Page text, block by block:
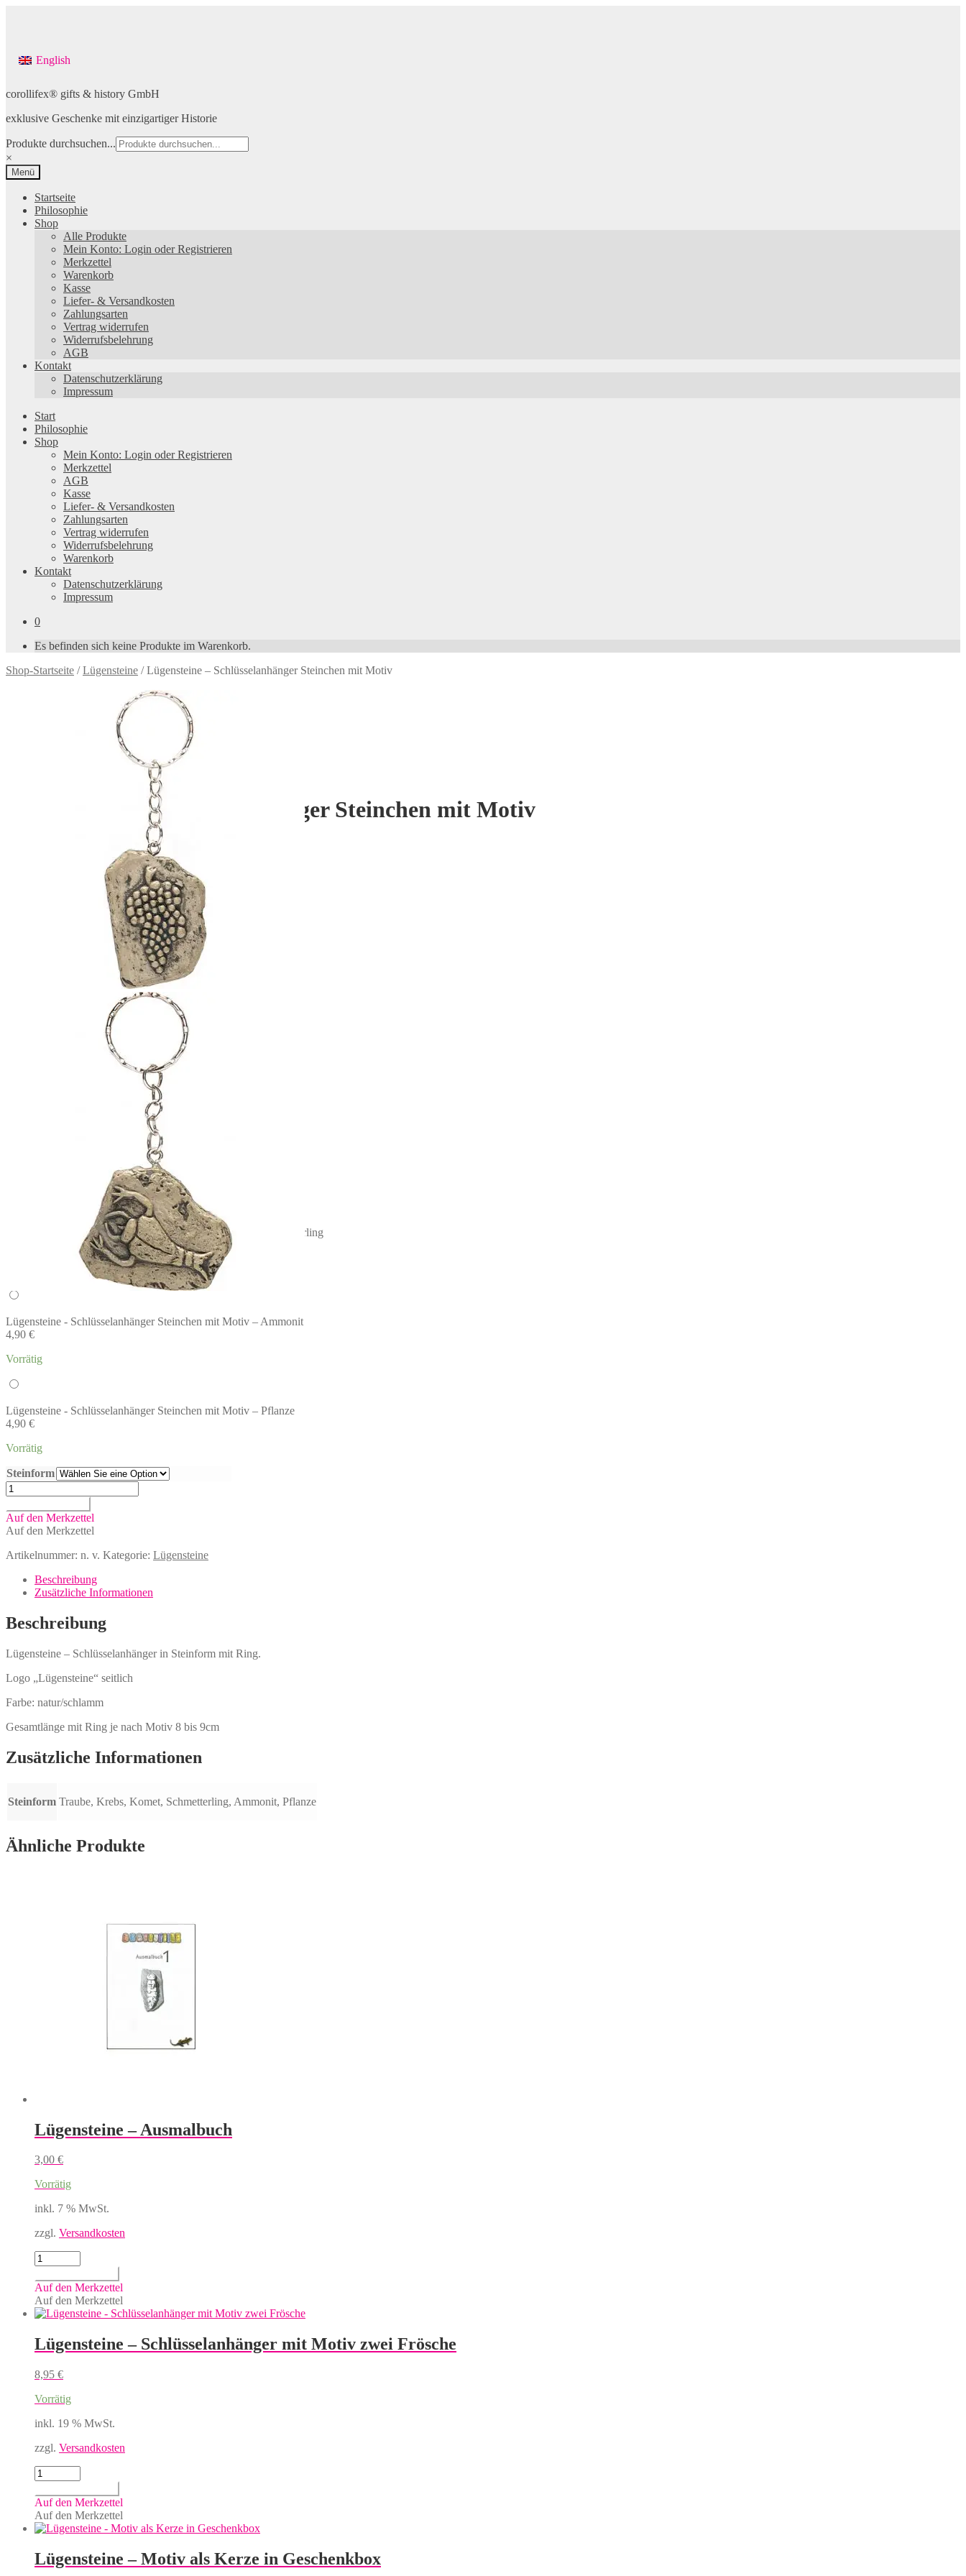
English
Zur
springen
Zum
springen
corollifex® gifts & history GmbH
exklusive Geschenke mit einzigartiger Historie
Produkte durchsuchen...
×
Menü
Startseite
Philosophie
Shop
Alle Produkte
Mein Konto: Login oder Registrieren
Merkzettel
Warenkorb
Kasse
Liefer- & Versandkosten
Zahlungsarten
Vertrag widerrufen
Widerrufsbelehrung
AGB
Kontakt
Datenschutzerklärung
Impressum
Start
Philosophie
Shop
Mein Konto: Login oder Registrieren
Merkzettel
AGB
Kasse
Liefer- & Versandkosten
Zahlungsarten
Vertrag widerrufen
Widerrufsbelehrung
Warenkorb
Kontakt
Datenschutzerklärung
Impressum
0
Es befinden sich keine Produkte im Warenkorb.
Shop-Startseite /Lügensteine / Lügensteine – Schlüsselanhänger Steinchen mit Motiv
Lügensteine – Schlüsselanhänger Steinchen mit Motiv
Versandkosten
Lügensteine - Schlüsselanhänger Steinchen mit Motiv – Traube
Lügensteine - Schlüsselanhänger Steinchen mit Motiv – Krebs
Lügensteine - Schlüsselanhänger Steinchen mit Motiv – Komet
Lügensteine - Schlüsselanhänger Steinchen mit Motiv – Schmetterling
Lügensteine - Schlüsselanhänger Steinchen mit Motiv – Ammonit
4,90 €
Vorrätig
Lügensteine - Schlüsselanhänger Steinchen mit Motiv – Pflanze
4,90 €
Vorrätig
Steinform
Lügensteine
-
Schlüsselanhänger
Steinchen
mit
Motiv
Auf den Merkzettel
Auf den Merkzettel
Artikelnummer: n. v. Kategorie: Lügensteine
Beschreibung
Zusätzliche Informationen
Beschreibung
Lügensteine – Schlüsselanhänger in Steinform mit Ring.
Logo „Lügensteine“ seitlich
Farbe: natur/schlamm
Gesamtlänge mit Ring je nach Motiv 8 bis 9cm
Zusätzliche Informationen
Steinform Traube, Krebs, Komet, Schmetterling, Ammonit, Pflanze
Ähnliche Produkte
Lügensteine – Ausmalbuch
3,00 €
Vorrätig
inkl. 7 % MwSt.
zzgl. Versandkosten
Lügensteine
-
Ausmalbuch
Menge
Auf den Merkzettel
Auf den Merkzettel
Lügensteine – Schlüsselanhänger mit Motiv zwei Frösche
8,95 €
Vorrätig
inkl. 19 % MwSt.
zzgl. Versandkosten
Lügensteine
-
Schlüsselanhänger
mit
Motiv
zwei
Menge
Auf den Merkzettel
Auf den Merkzettel
Lügensteine – Motiv als Kerze in Geschenkbox